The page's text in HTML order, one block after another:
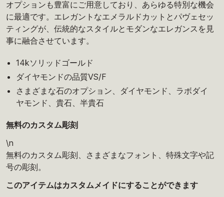
オプションも豊富にご用意しており、あらゆる特別な機会
に最適です。エレガントなエメラルドカットとパヴェセッ
ティングが、伝統的なスタイルとモダンなエレガンスを見
事に融合させています。
14kソリッドゴールド
ダイヤモンドの品質VS/F
さまざまな石のオプション、ダイヤモンド、ラボダイ
ヤモンド、貴石、半貴石
無料のカスタム彫刻
\n
無料のカスタム彫刻、さまざまなフォント、特殊文字や記
号の彫刻。
このアイテムはカスタムメイドにすることができます